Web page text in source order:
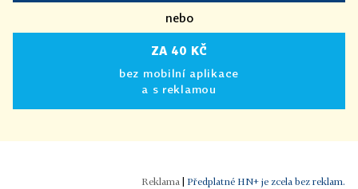
nebo
ZA 40 KČ
bez mobilní aplikace
a s reklamou
Předplatné HN+ je zcela bez reklam.